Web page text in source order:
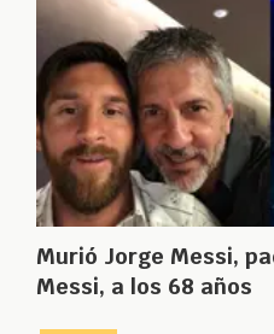
Murió Jorge Messi,
Messi, a los 68 años